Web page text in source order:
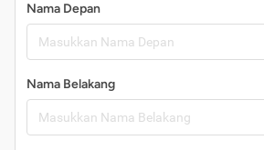
Nama Depan
Nama Belakang